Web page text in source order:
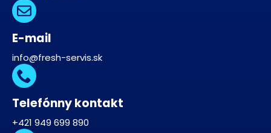
E-mail
info@fresh-servis.sk
Telefónny kontakt
+421 949 699 890